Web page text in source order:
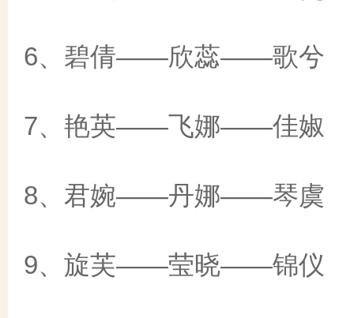
6、碧倩——欣蕊——歌兮
7、艳英——飞娜——佳婌
8、君婉——丹娜——琴虞
9、旋芙——莹晓——锦仪